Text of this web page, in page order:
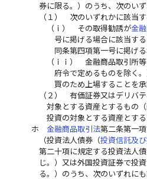
券に限る。）のうち、次のい
（１）
次のいずれかに該当
（ｉ）
その取得勧誘が金
号に掲げる場合に該当す
同条第四項第一号に掲げ
（ｉｉ）
金融商品取引所
府令で定めるものを除く
買のため上場することを
（２）
有価証券又はデリバ
対象とする資産とするもの
投資の対象とする資産とす
ホ
金融商品取引法第二条第一
（投資法人債券（投資信託及
第二十項に規定する投資法人
じ。）又は外国投資証券で投
る。）のうち、次のいずれに